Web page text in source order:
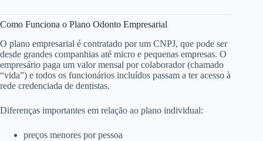
Como Funciona o Plano Odonto Empresarial
O plano empresarial é contratado por um CNPJ, que pode ser
desde grandes companhias até micro e pequenas empresas. O
empresário paga um valor mensal por colaborador (chamado
“vida”) e todos os funcionários incluídos passam a ter acesso à
rede credenciada de dentistas.
Diferenças importantes em relação ao plano individual:
preços menores por pessoa